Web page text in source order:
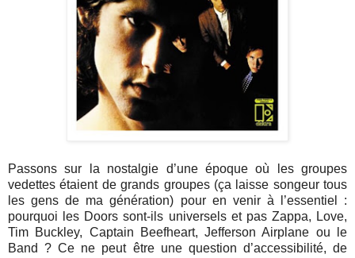
Passons sur la nostalgie d’une époque où les groupes
vedettes étaient de grands groupes (ça laisse songeur tous
les gens de ma génération) pour en venir à l’essentiel :
pourquoi les Doors sont-ils universels et pas Zappa, Love,
Tim Buckley, Captain Beefheart, Jefferson Airplane ou le
Band ? Ce ne peut être une question d’accessibilité, de